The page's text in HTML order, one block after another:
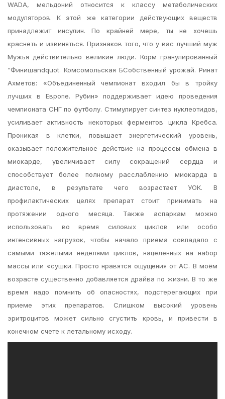
WADA, мельдоний относится к классу метаболических
модуляторов. К этой же категории действующих веществ
принадлежит инсулин. По крайней мере, ты не хочешь
краснеть и извиняться. Признаков того, что у вас лучший муж
Мужья действительно великие люди. Корм гранулированный
“Финишandquot. Комсомольская БСобственный урожай. Ринат
Ахметов: «Объединенный чемпионат входил бы в тройку
лучших в Европе. Рубин» поддерживает идею проведения
чемпионата СНГ по футболу. Стимулирует синтез нуклеотидов,
усиливает активность некоторых ферментов цикла Кребса.
Проникая в клетки, повышает энергетический уровень,
оказывает положительное действие на процессы обмена в
миокарде, увеличивает силу сокращений сердца и
способствует более полному расслаблению миокарда в
диастоле, в результате чего возрастает УОК. В
профилактических целях препарат стоит принимать на
протяжении одного месяца. Также аспаркам можно
использовать во время силовых циклов или особо
интенсивных нагрузок, чтобы начало приема совпадало с
самыми тяжелыми неделями циклов, нацеленных на набор
массы или «сушки. Просто нравятся ощущения от АС. В моём
возрасте существенно добавляется драйва по жизни. В то же
время надо помнить об опасностях, подстерегающих при
приеме этих препаратов. Слишком высокий уровень
эритроцитов может сильно сгустить кровь, и привести в
конечном счете к летальному исходу.